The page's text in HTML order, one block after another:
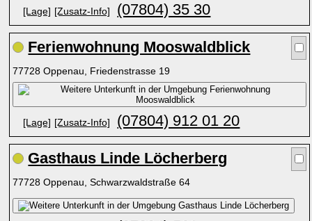
[Lage] [Zusatz-Info] (07804) 35 30
Ferienwohnung Mooswaldblick
77728 Oppenau, Friedenstrasse 19
[Lage] [Zusatz-Info] (07804) 912 01 20
Gasthaus Linde Löcherberg
77728 Oppenau, Schwarzwaldstraße 64